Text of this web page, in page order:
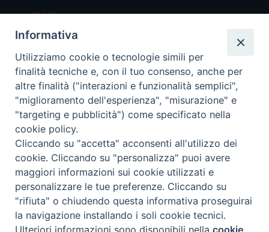
Chi Siamo
Redazione
Scrivici
Copyright © 2019 - Tutti i diritti riservati - Vita
Trentina Editrice
Privacy Policy
Torna
Informativa
Utilizziamo cookie o tecnologie simili per
finalità tecniche e, con il tuo consenso, anche per
altre finalità ("interazioni e funzionalità semplici",
"miglioramento dell'esperienza", "misurazione" e
"targeting e pubblicità") come specificato nella
cookie policy.
Cliccando su "accetta" acconsenti all'utilizzo dei
cookie. Cliccando su "personalizza" puoi avere
maggiori informazioni sui cookie utilizzati e
personalizzare le tue preferenze. Cliccando su
"rifiuta" o chiudendo questa informativa proseguirai
la navigazione installando i soli cookie tecnici.